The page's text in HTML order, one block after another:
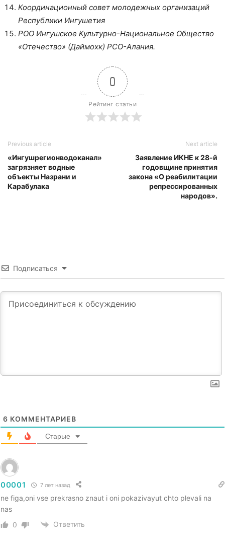
Координационный совет молодежных организаций
Республики Ингушетия
РОО Ингушское Культурно-Национальное Общество
«Отечество» (Даймохк) РСО-Алания.
0
Рейтинг статьи
Previous article
«Ингушрегионводоканал»
загрязняет водные
объекты Назрани и
Карабулака
Next article
Заявление ИКНЕ к 28-й
годовщине принятия
закона «О реабилитации
репрессированных
народов».
Подписаться
6 КОММЕНТАРИЕВ
Старые
00001 7 лет назад
ne figa,oni vse prekrasno znaut i oni pokazivayut chto plevali na
nas
0
Ответить